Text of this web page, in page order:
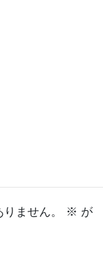
ません。 ※ が